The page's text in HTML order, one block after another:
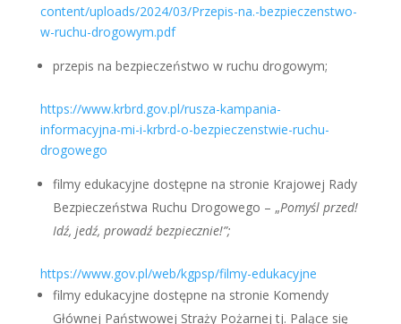
content/uploads/2024/03/Przepis-na.-bezpieczenstwo-
w-ruchu-drogowym.pdf
przepis na bezpieczeństwo w ruchu drogowym;
https://www.krbrd.gov.pl/rusza-kampania-
informacyjna-mi-i-krbrd-o-bezpieczenstwie-ruchu-
drogowego
filmy edukacyjne dostępne na stronie Krajowej Rady
Bezpieczeństwa Ruchu Drogowego – „Pomyśl przed!
Idź, jedź, prowadź bezpiecznie!”;
https://www.gov.pl/web/kgpsp/filmy-edukacyjne
filmy edukacyjne dostępne na stronie Komendy
Głównej Państwowej Straży Pożarnej tj. Palące się